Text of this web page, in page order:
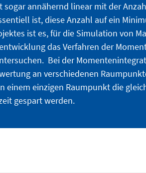
sogar annähernd linear mit der
ist, diese Anzahl auf ein
ist es, für die Simulation von
das Verfahren der
Bei der
an verschiedenen
einem einzigen Raumpunkt die
gespart werden.